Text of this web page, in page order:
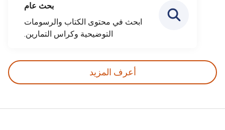
بحث عام
ابحث في محتوى الكتاب والرسومات
التوضيحية وكراس التمارين.
أعرف المزيد